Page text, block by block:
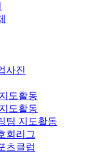
사진
도활동
도활동
팀 지도활동
회리그
츠클럽